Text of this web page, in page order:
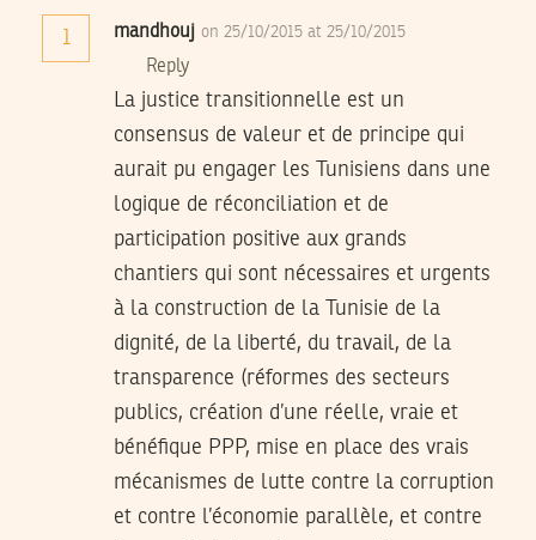
1 mandhouj on 25/10/2015 at 25/10/2015
Reply
La justice transitionnelle est un
consensus de valeur et de principe qui
aurait pu engager les Tunisiens dans une
logique de réconciliation et de
participation positive aux grands
chantiers qui sont nécessaires et urgents
à la construction de la Tunisie de la
dignité, de la liberté, du travail, de la
transparence (réformes des secteurs
publics, création d’une réelle, vraie et
bénéfique PPP, mise en place des vrais
mécanismes de lutte contre la corruption
et contre l’économie parallèle, et contre